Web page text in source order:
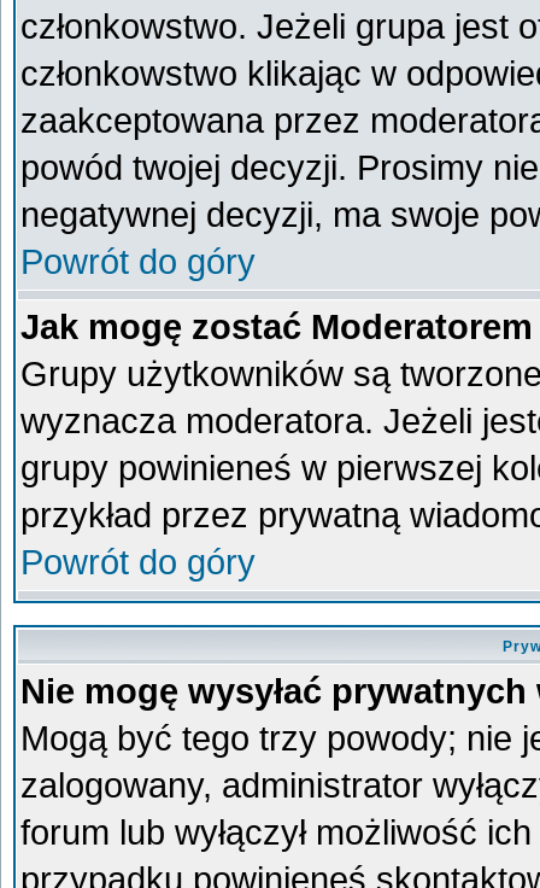
członkowstwo. Jeżeli grupa jest
członkowstwo klikając w
zaakceptowana przez
powód twojej decyzji. Prosimy
negatywnej decyzji, ma swoje
Powrót do góry
Jak mogę zostać
Grupy użytkowników są
wyznacza moderatora. Jeżeli
grupy powinieneś w pierwszej
przykład przez prywatną
Powrót do góry
Nie mogę wysyłać
Mogą być tego trzy powody; nie
zalogowany, administrator
forum lub wyłączył możliwość
przypadku powinieneś